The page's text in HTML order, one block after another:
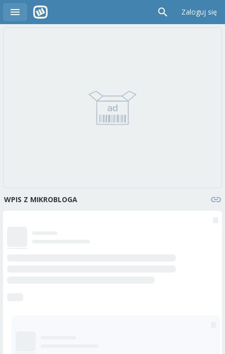
Zaloguj się
WPIS Z MIKROBLOGA